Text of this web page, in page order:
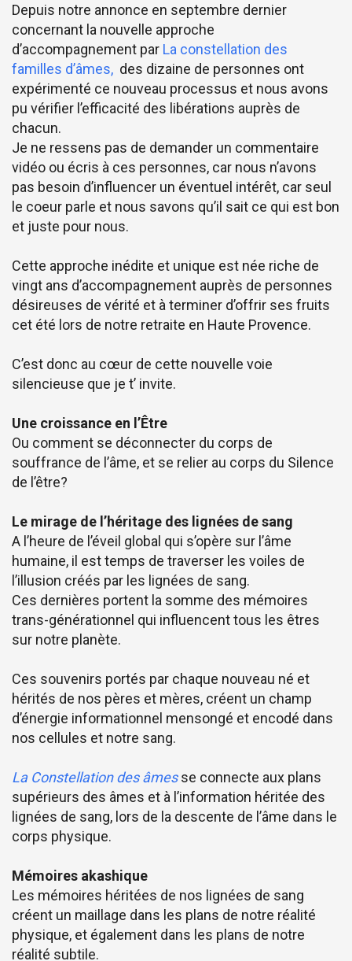
Depuis notre annonce en septembre dernier
concernant la nouvelle approche
d’accompagnement par La constellation des
familles d’âmes, des dizaine de personnes ont
expérimenté ce nouveau processus et nous avons
pu vérifier l’efficacité des libérations auprès de
chacun.
Je ne ressens pas de demander un commentaire
vidéo ou écris à ces personnes, car nous n’avons
pas besoin d’influencer un éventuel intérêt, car seul
le coeur parle et nous savons qu’il sait ce qui est bon
et juste pour nous.
Cette approche inédite et unique est née riche de
vingt ans d’accompagnement auprès de personnes
désireuses de vérité et à terminer d’offrir ses fruits
cet été lors de notre retraite en Haute Provence.
C’est donc au cœur de cette nouvelle voie
silencieuse que je t’ invite.
Une croissance en l’Être
Ou comment se déconnecter du corps de
souffrance de l’âme, et se relier au corps du Silence
de l’être?
Le mirage de l’héritage des lignées de sang
A l’heure de l’éveil global qui s’opère sur l’âme
humaine, il est temps de traverser les voiles de
l’illusion créés par les lignées de sang.
Ces dernières portent la somme des mémoires
trans-générationnel qui influencent tous les êtres
sur notre planète.
Ces souvenirs portés par chaque nouveau né et
hérités de nos pères et mères, créent un champ
d’énergie informationnel mensongé et encodé dans
nos cellules et notre sang.
La Constellation des âmesse connecte aux plans
supérieurs des âmes et à l’information héritée des
lignées de sang, lors de la descente de l’âme dans le
corps physique.
Mémoires akashique
Les mémoires héritées de nos lignées de sang
créent un maillage dans les plans de notre réalité
physique, et également dans les plans de notre
réalité subtile.